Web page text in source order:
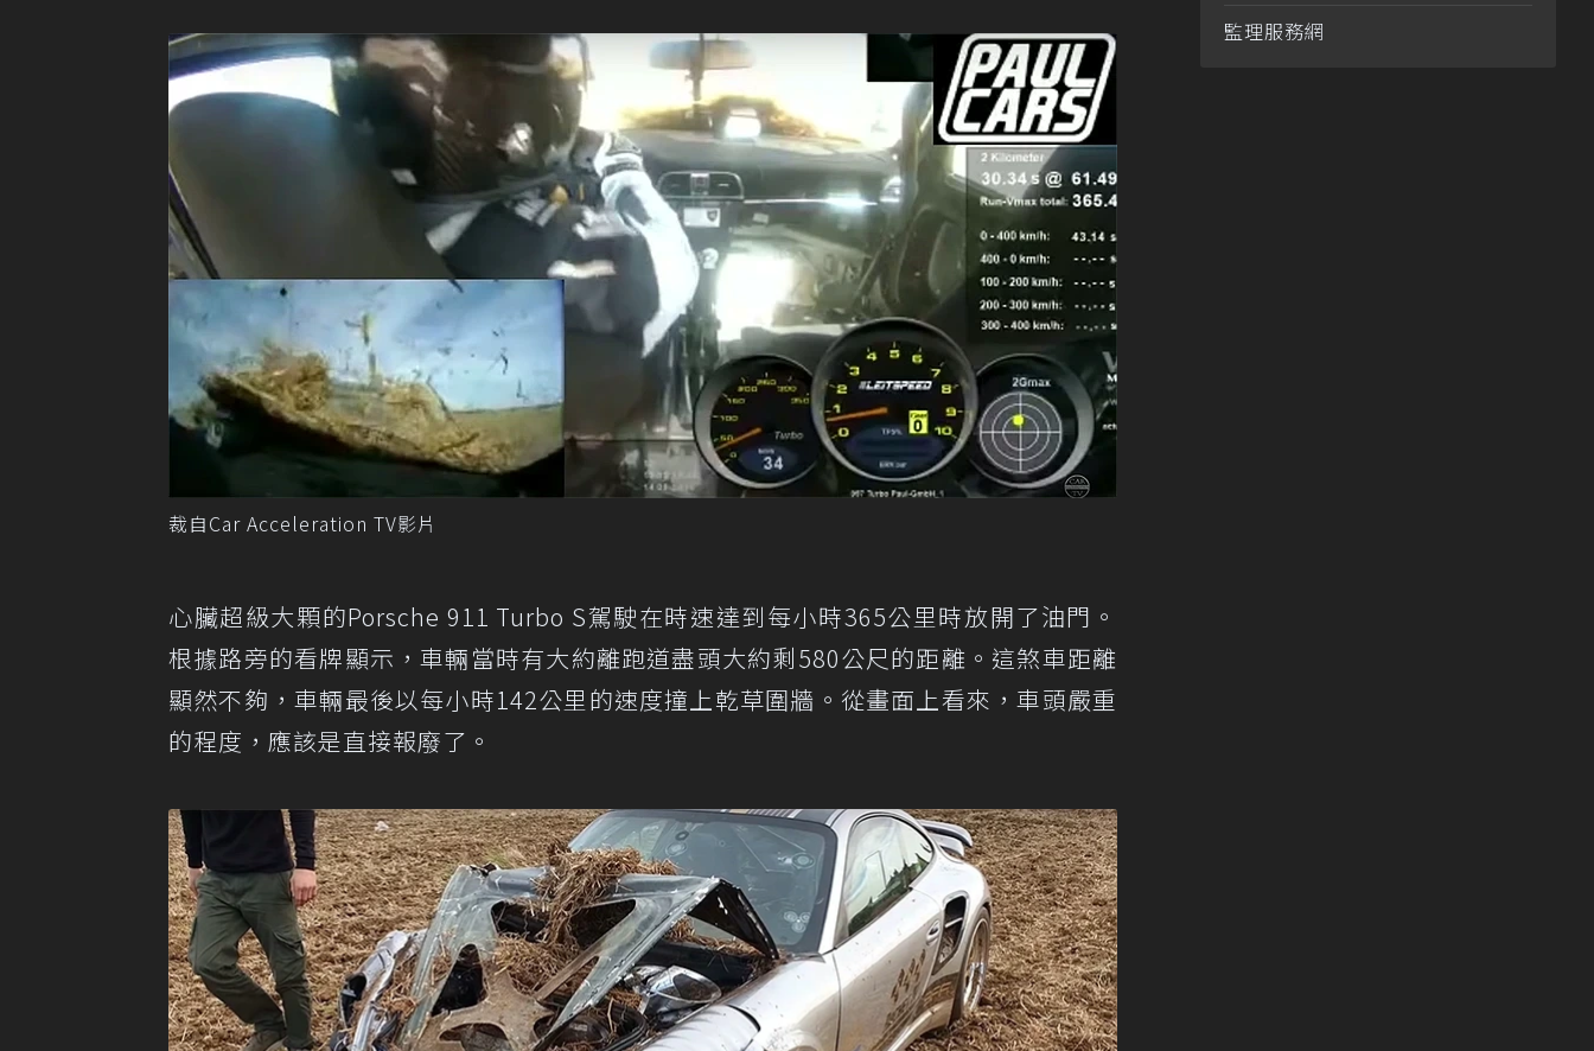
裁自Car Acceleration TV影片
心臟超級大顆的Porsche 911 Turbo S駕駛在時速達到每小時365公里時放開了油門。
根據路旁的看牌顯示，車輛當時有大約離跑道盡頭大約剩580公尺的距離。這煞車距離
顯然不夠，車輛最後以每小時142公里的速度撞上乾草圍牆。從畫面上看來，車頭嚴重
的程度，應該是直接報廢了。
監理服務網